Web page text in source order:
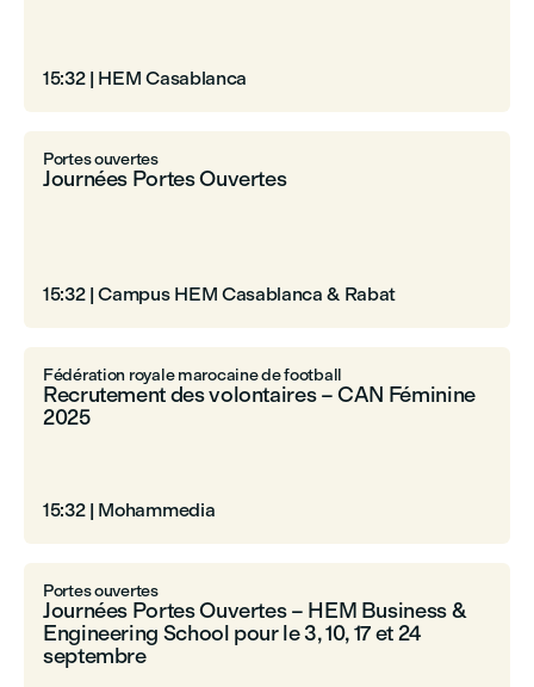
15:32| HEM Casablanca
Portes ouvertes
Journées Portes Ouvertes
15:32|Campus HEM Casablanca & Rabat
Fédération royale marocaine de football
Recrutement des volontaires – CAN Féminine
2025
15:32| Mohammedia
Portes ouvertes
Journées Portes Ouvertes – HEM Business &
Engineering School pour le 3, 10, 17 et 24
septembre